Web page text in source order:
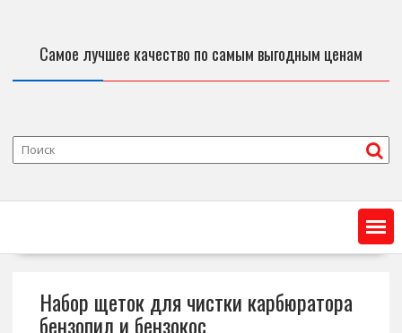
Самое лучшее качество по самым выгодным ценам
Набор щеток для чистки карбюратора
бензопил и бензокос